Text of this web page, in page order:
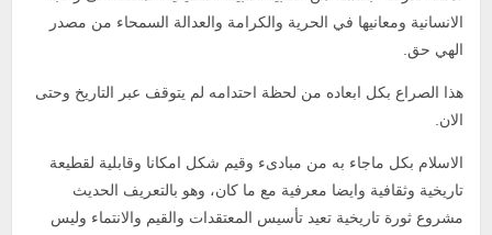
الانسانية ومعانيها في الحرية والكرامة والعدالة السمحاء من مصدر
الهي حق.
هذا الصراع بكل ابعاده من لحظة احتدامه لم يتوقف عبر التاريخ وحتى
الان.
الاسلام بكل ماجاء به من مبادىء وقيم شكل امكانا وقابلية لقطيعة
تاريخية وثقافية وايضا معرفية مع ما كان، وهو بالتعريف الحديث
مشروع ثورة تاريخية تعيد تأسيس المعتقدات والقيم والانتماء وليس